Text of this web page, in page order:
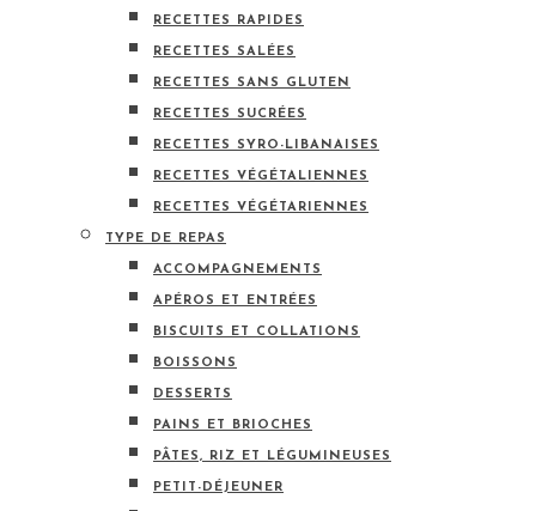
RECETTES RAPIDES
RECETTES SALÉES
RECETTES SANS GLUTEN
RECETTES SUCRÉES
RECETTES SYRO-LIBANAISES
RECETTES VÉGÉTALIENNES
RECETTES VÉGÉTARIENNES
TYPE DE REPAS
ACCOMPAGNEMENTS
APÉROS ET ENTRÉES
BISCUITS ET COLLATIONS
BOISSONS
DESSERTS
PAINS ET BRIOCHES
PÂTES, RIZ ET LÉGUMINEUSES
PETIT-DÉJEUNER